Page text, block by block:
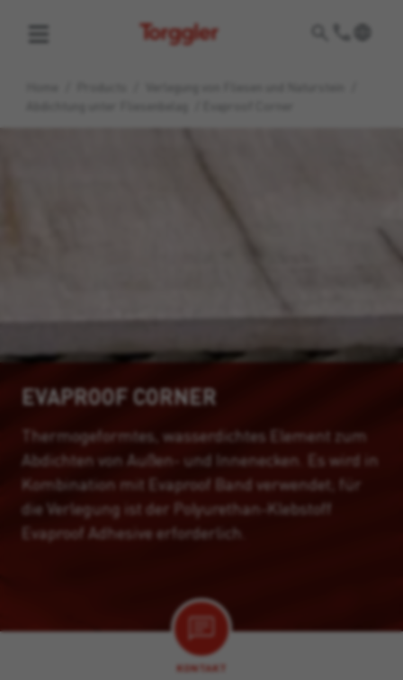
Torggler
EVAPROOF CORNER
Thermogeformtes, wasserdichtes Element zum
Abdichten von Außen- und Innenecken. Es wird in
Kombination mit Evaproof Band verwendet; für
die Verlegung ist der Polyurethan-Klebstoff
Evaproof Adhesive erforderlich.
KONTAKT